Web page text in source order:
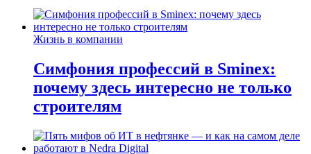
Жизнь в компании
Симфония профессий в Sminex:
почему здесь интересно не только
строителям